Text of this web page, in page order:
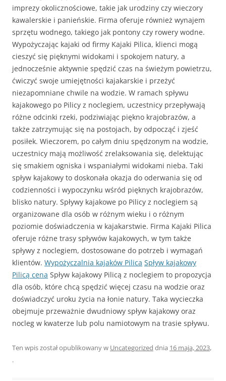
imprezy okolicznościowe, takie jak urodziny czy wieczory
kawalerskie i panieńskie. Firma oferuje również wynajem
sprzętu wodnego, takiego jak pontony czy rowery wodne.
Wypożyczając kajaki od firmy Kajaki Pilica, klienci mogą
cieszyć się pięknymi widokami i spokojem natury, a
jednocześnie aktywnie spędzić czas na świeżym powietrzu,
ćwiczyć swoje umiejętności kajakarskie i przeżyć
niezapomniane chwile na wodzie. W ramach spływu
kajakowego po Pilicy z noclegiem, uczestnicy przepływają
różne odcinki rzeki, podziwiając piękno krajobrazów, a
także zatrzymując się na postojach, by odpocząć i zjeść
posiłek. Wieczorem, po całym dniu spędzonym na wodzie,
uczestnicy mają możliwość zrelaksowania się, delektując
się smakiem ogniska i wspaniałymi widokami nieba. Taki
spływ kajakowy to doskonała okazja do oderwania się od
codzienności i wypoczynku wśród pięknych krajobrazów,
blisko natury. Spływy kajakowe po Pilicy z noclegiem są
organizowane dla osób w różnym wieku i o różnym
poziomie doświadczenia w kajakarstwie. Firma Kajaki Pilica
oferuje różne trasy spływów kajakowych, w tym także
spływy z noclegiem, dostosowane do potrzeb i wymagań
klientów. Wypożyczalnia kajaków Pilica Spływ kajakowy
Pilicą cena Spływ kajakowy Pilicą z noclegiem to propozycja
dla osób, które chcą spędzić więcej czasu na wodzie oraz
doświadczyć uroku życia na łonie natury. Taka wycieczka
obejmuje przeważnie dwudniowy spływ kajakowy oraz
nocleg w kwaterze lub polu namiotowym na trasie spływu.
Ten wpis został opublikowany w Uncategorized dnia 16 maja, 2023,
.